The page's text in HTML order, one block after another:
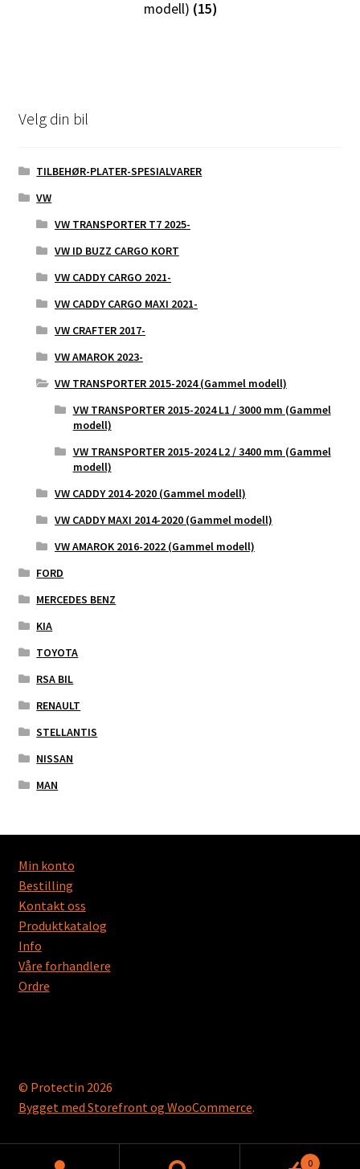
modell) (15)
Velg din bil
TILBEHØR-PLATER-SPESIALVARER
VW
VW TRANSPORTER T7 2025-
VW ID BUZZ CARGO KORT
VW CADDY CARGO 2021-
VW CADDY CARGO MAXI 2021-
VW CRAFTER 2017-
VW AMAROK 2023-
VW TRANSPORTER 2015-2024 (Gammel modell)
VW TRANSPORTER 2015-2024 L1 / 3000 mm (Gammel
modell)
VW TRANSPORTER 2015-2024 L2 / 3400 mm (Gammel
modell)
VW CADDY 2014-2020 (Gammel modell)
VW CADDY MAXI 2014-2020 (Gammel modell)
VW AMAROK 2016-2022 (Gammel modell)
FORD
MERCEDES BENZ
KIA
TOYOTA
RSA BIL
RENAULT
STELLANTIS
NISSAN
MAN
Min konto
Bestilling
Kontakt oss
Produktkatalog
Info
Våre forhandlere
Ordre
© Protectin 2026
Bygget med Storefront og WooCommerce.
0